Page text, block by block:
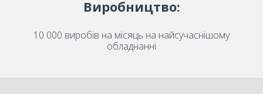
Виробництво:
10 000 виробів на місяць на найсучаснішому
обладнанні